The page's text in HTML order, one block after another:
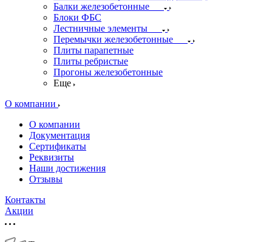
Балки железобетонные
Блоки ФБС
Лестничные элементы
Перемычки железобетонные
Плиты парапетные
Плиты ребристые
Прогоны железобетонные
Еще
О компании
О компании
Документация
Сертификаты
Реквизиты
Наши достижения
Отзывы
Контакты
Акции